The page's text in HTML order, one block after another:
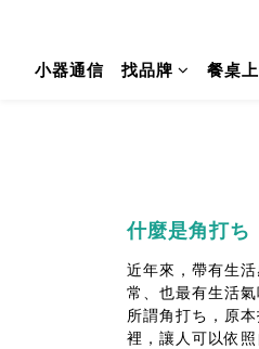
小器通信 找品牌 餐桌上
什麼是角打ち
近年來，帶有生
常、也最有生活氣
所謂角打ち，原
裡，讓人可以依